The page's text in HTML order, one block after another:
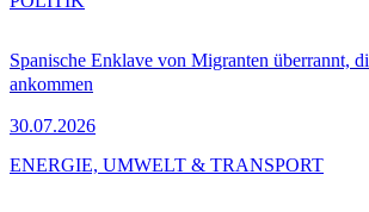
Spanische Enklave von Migranten überrannt,
ankommen
30.07.2026
ENERGIE, UMWELT & TRANSPORT